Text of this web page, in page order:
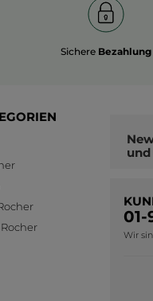
Sichere Bezahlung
und
Wir